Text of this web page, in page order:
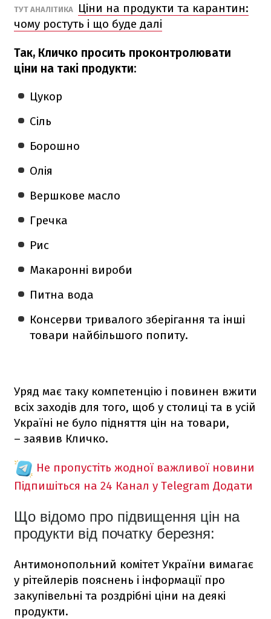
ТУТ АНАЛІТИКА
Ціни на продукти та карантин:
чому ростуть і що буде далі
Так, Кличко просить проконтролювати
ціни на такі продукти:
Цукор
Сіль
Борошно
Олія
Вершкове масло
Гречка
Рис
Макаронні вироби
Питна вода
Консерви тривалого зберігання та інші
товари найбільшого попиту.
Уряд має таку компетенцію і повинен вжити
всіх заходів для того, щоб у столиці та в усій
Україні не було підняття цін на товари,
– заявив Кличко.
Не пропустіть жодної важливої новини
Підпишіться на 24 Канал у Telegram Додати
Що відомо про підвищення цін на
продукти від початку березня:
Антимонопольний комітет України вимагає
у рітейлерів пояснень і інформації про
закупівельні та роздрібні ціни на деякі
продукти.